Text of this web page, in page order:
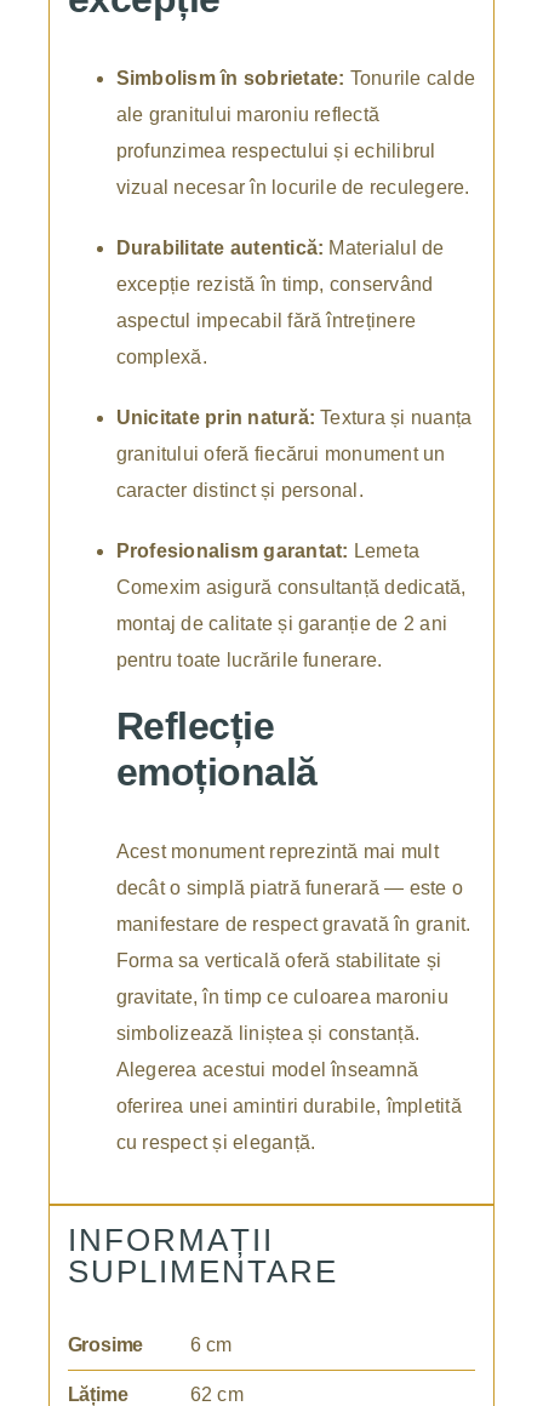
Simbolism în sobrietate: Tonurile calde
ale granitului maroniu reflectă
profunzimea respectului și echilibrul
vizual necesar în locurile de reculegere.
Durabilitate autentică: Materialul de
excepție rezistă în timp, conservând
aspectul impecabil fără întreținere
complexă.
Unicitate prin natură: Textura și nuanța
granitului oferă fiecărui monument un
caracter distinct și personal.
Profesionalism garantat: Lemeta
Comexim asigură consultanță dedicată,
montaj de calitate și garanție de 2 ani
pentru toate lucrările funerare.
Reflecție
emoțională
Acest monument reprezintă mai mult
decât o simplă piatră funerară — este o
manifestare de respect gravată în granit.
Forma sa verticală oferă stabilitate și
gravitate, în timp ce culoarea maroniu
simbolizează liniștea și constanță.
Alegerea acestui model înseamnă
oferirea unei amintiri durabile, împletită
cu respect și eleganță.
INFORMAȚII
SUPLIMENTARE
Grosime 6 cm
Lățime 62 cm